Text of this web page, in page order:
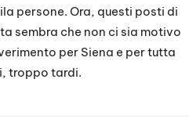
persone. Ora, questi posti di
sembra che non ci sia motivo
per Siena e per tutta
troppo tardi.